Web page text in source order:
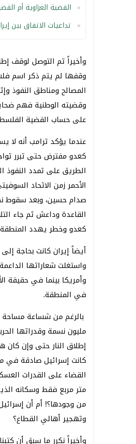
القضية الغزاوية أم
تداعيات الاتفاق بين
وأخيراً تم التوصل لوقف
وقفها لم يتم ذكر اسم
المصالح ومناطق النفوذ
وقضيته الوطنية فهم
على حساب القضية
عندما يؤكد ترامب أنه
كعدو مفترض حتى تبرر
الطريق على تمدد النفوذ
الأحمر زمن الاتحاد
صدام حسين، وبعد سقوط
القاعدة وداعش ثم جاء
كعدو وخطر يهدد المنطقة
أيضاً إيران كانت بحاجة
واستغلت شعاراتها
وأمريكا بينما في حقيقة
في المنطقة.
بالرغم من شساعة مساحة
مليون نسمة وقدراتها
إطلاق النار حتى وإن كان
كانت إسرائيل صادقة في
من وجودها؟! أم أن
وتهجير أهالي القطاع؟
وأخيراً نكرر ما سبق أن